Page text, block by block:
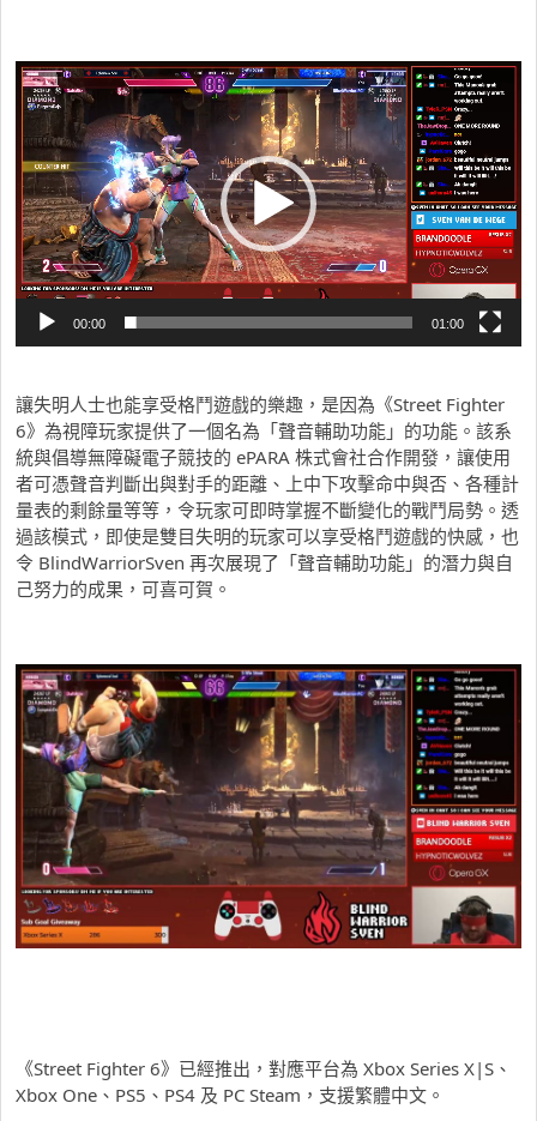
視
訊
播
放
器
00:00 01:00
讓失明人士也能享受格鬥遊戲的樂趣，是因為《Street Fighter
6》為視障玩家提供了一個名為「聲音輔助功能」的功能。該系
統與倡導無障礙電子競技的 ePARA 株式會社合作開發，讓使用
者可憑聲音判斷出與對手的距離、上中下攻擊命中與否、各種計
量表的剩餘量等等，令玩家可即時掌握不斷變化的戰鬥局勢。透
過該模式，即使是雙目失明的玩家可以享受格鬥遊戲的快感，也
令 BlindWarriorSven 再次展現了「聲音輔助功能」的潛力與自
己努力的成果，可喜可賀。
《Street Fighter 6》已經推出，對應平台為 Xbox Series X|S、
Xbox One、PS5、PS4 及 PC Steam，支援繁體中文。